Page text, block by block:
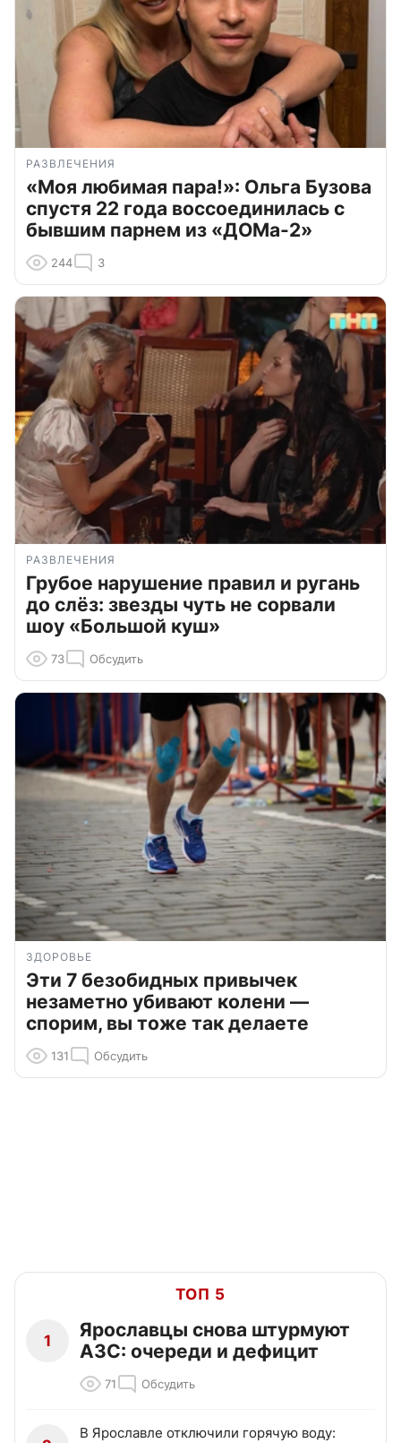
РАЗВЛЕЧЕНИЯ
«Моя любимая пара!»: Ольга Бузова
спустя 22 года воссоединилась с
бывшим парнем из «ДОМа-2»
244 3
РАЗВЛЕЧЕНИЯ
Грубое нарушение правил и ругань
до слёз: звезды чуть не сорвали
шоу «Большой куш»
73 Обсудить
ЗДОРОВЬЕ
Эти 7 безобидных привычек
незаметно убивают колени —
спорим, вы тоже так делаете
131 Обсудить
ТОП 5
1
Ярославцы снова штурмуют
АЗС: очереди и дефицит
71 Обсудить
В Ярославле отключили горячую воду: